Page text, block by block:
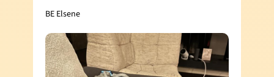
BE Elsene